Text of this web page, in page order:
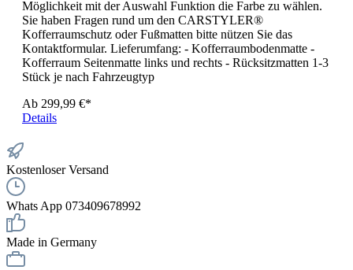
Möglichkeit mit der Auswahl Funktion die Farbe zu wählen.
Sie haben Fragen rund um den CARSTYLER®
Kofferraumschutz oder Fußmatten bitte nützen Sie das
Kontaktformular. Lieferumfang: - Kofferraumbodenmatte -
Kofferraum Seitenmatte links und rechts - Rücksitzmatten 1-3
Stück je nach Fahrzeugtyp
Ab 299,99 €*
Details
Kostenloser Versand
Whats App 073409678992
Made in Germany